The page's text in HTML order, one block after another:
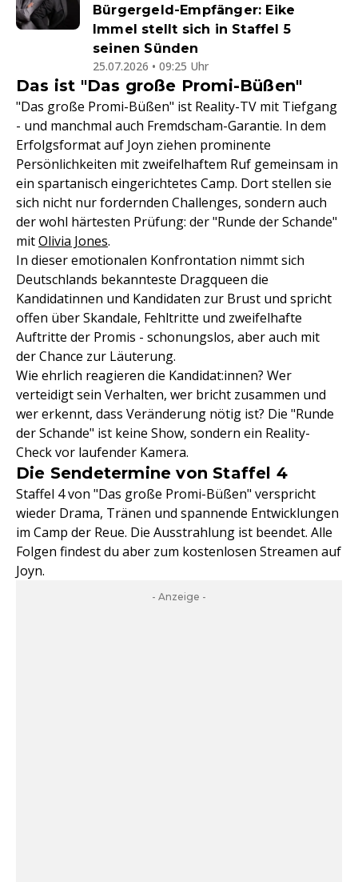
Bürgergeld-Empfänger: Eike
Immel stellt sich in Staffel 5
seinen Sünden
25.07.2026 • 09:25 Uhr
Das ist "Das große Promi-Büßen"
"Das große Promi-Büßen" ist Reality-TV mit Tiefgang
- und manchmal auch Fremdscham-Garantie. In dem
Erfolgsformat auf Joyn ziehen prominente
Persönlichkeiten mit zweifelhaftem Ruf gemeinsam in
ein spartanisch eingerichtetes Camp. Dort stellen sie
sich nicht nur fordernden Challenges, sondern auch
der wohl härtesten Prüfung: der "Runde der Schande"
mitOlivia Jones.
In dieser emotionalen Konfrontation nimmt sich
Deutschlands bekannteste Dragqueen die
Kandidatinnen und Kandidaten zur Brust und spricht
offen über Skandale, Fehltritte und zweifelhafte
Auftritte der Promis - schonungslos, aber auch mit
der Chance zur Läuterung.
Wie ehrlich reagieren die Kandidat:innen? Wer
verteidigt sein Verhalten, wer bricht zusammen und
wer erkennt, dass Veränderung nötig ist? Die "Runde
der Schande" ist keine Show, sondern ein Reality-
Check vor laufender Kamera.
Die Sendetermine von Staffel 4
Staffel 4 von "Das große Promi-Büßen" verspricht
wieder Drama, Tränen und spannende Entwicklungen
im Camp der Reue. Die Ausstrahlung ist beendet. Alle
Folgen findest du aber zum kostenlosen Streamen auf
Joyn.
- Anzeige -